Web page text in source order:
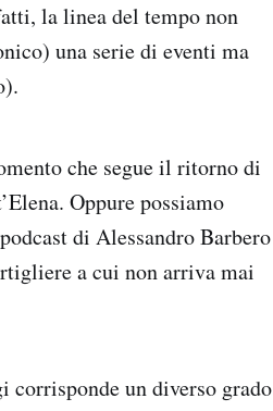
la linea del tempo non
una serie di eventi ma
che segue il ritorno di
Oppure possiamo
di Alessandro Barbero
a cui non arriva mai
corrisponde un diverso grado